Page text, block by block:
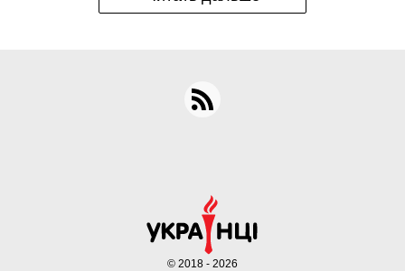
© 2018 - 2026